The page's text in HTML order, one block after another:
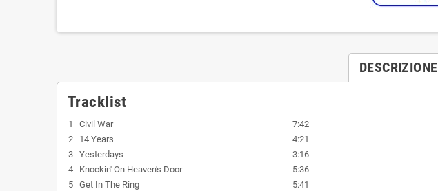
DESCRIZIONE
Tracklist
1 Civil War
7:42
2
14 Years
4:21
3 Yesterdays
3:16
4
Knockin' On Heaven's Door
5:36
5 Get In The Ring
5:41